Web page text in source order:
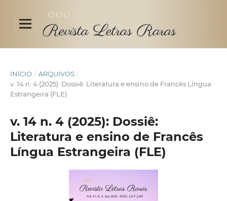
INÍCIO / ARQUIVOS /
v. 14 n. 4 (2025): Dossiê: Literatura e ensino de Francês Língua
Estrangeira (FLE)
v. 14 n. 4 (2025): Dossiê:
Literatura e ensino de Francês
Língua Estrangeira (FLE)